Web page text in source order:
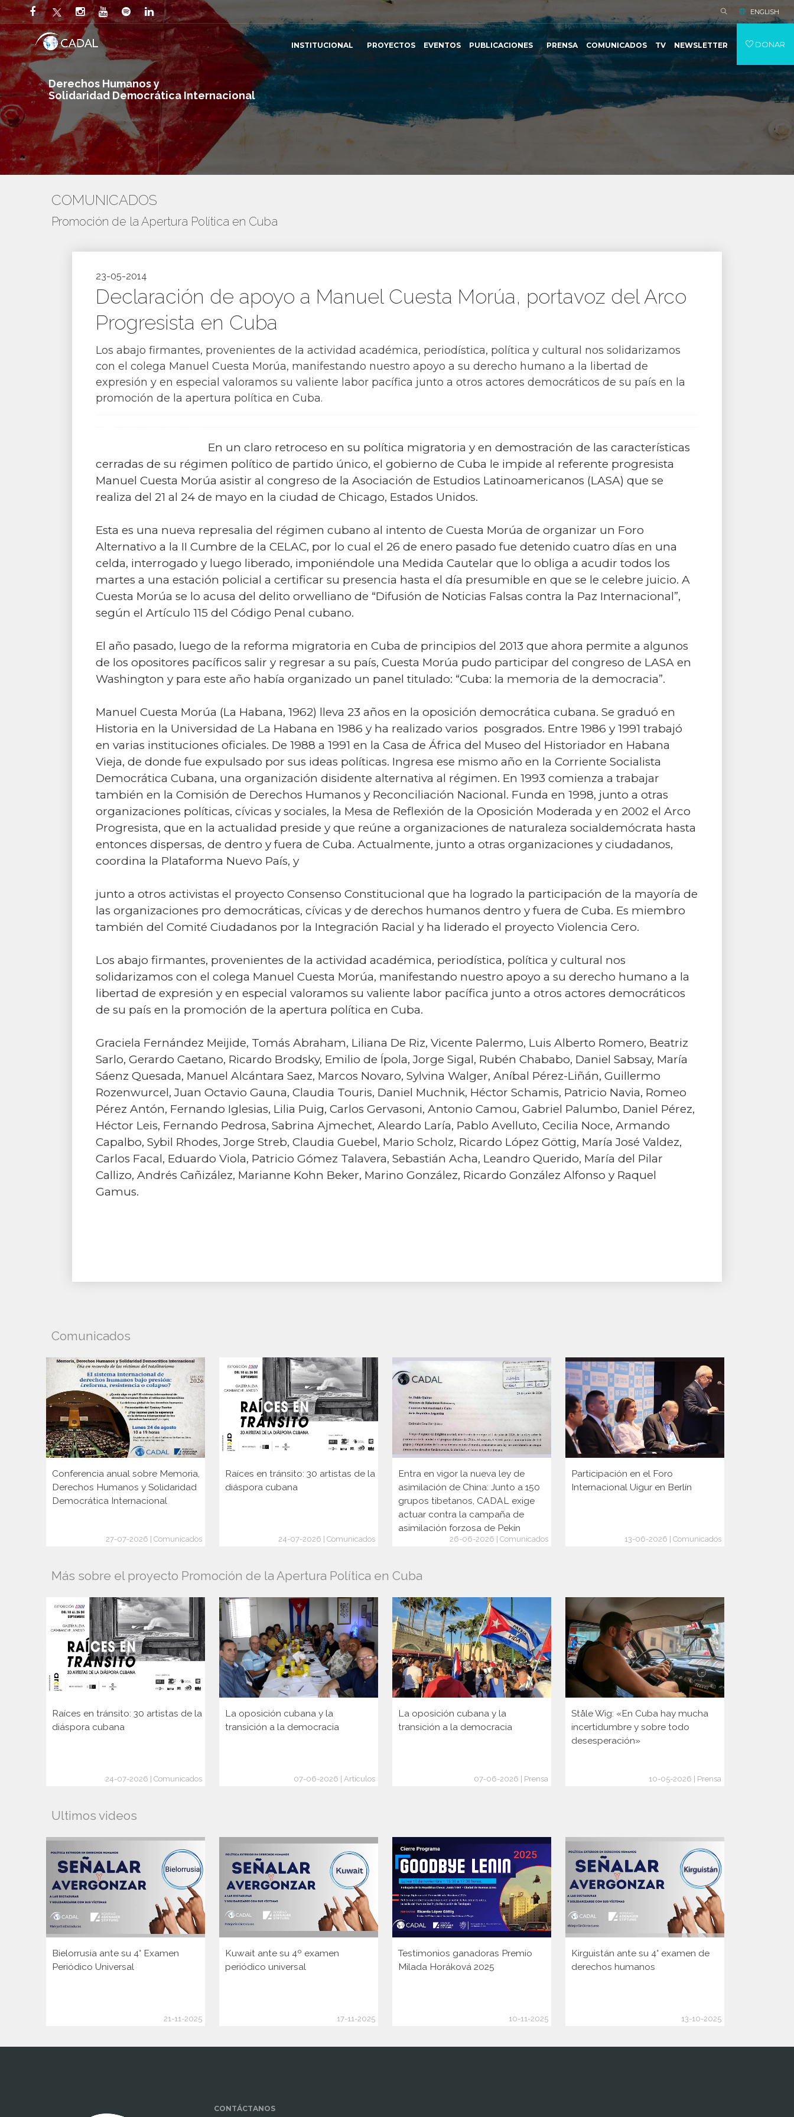
Derechos Humanos y
Solidaridad Democrática Internacional
ENGLISH
INSTITUCIONAL PROYECTOS EVENTOS PUBLICACIONES PRENSA COMUNICADOS TV NEWSLETTER DONAR
COMUNICADOS
Promoción de la Apertura Política en Cuba
23-05-2014
Declaración de apoyo a Manuel Cuesta Morúa, portavoz del Arco
Progresista en Cuba
Los abajo firmantes, provenientes de la actividad académica, periodística, política y cultural nos solidarizamos
con el colega Manuel Cuesta Morúa, manifestando nuestro apoyo a su derecho humano a la libertad de
expresión y en especial valoramos su valiente labor pacífica junto a otros actores democráticos de su país en la
promoción de la apertura política en Cuba.
En un claro retroceso en su política migratoria y en demostración de las características
cerradas de su régimen político de partido único, el gobierno de Cuba le impide al referente progresista
Manuel Cuesta Morúa asistir al congreso de la Asociación de Estudios Latinoamericanos (LASA) que se
realiza del 21 al 24 de mayo en la ciudad de Chicago, Estados Unidos.
Esta es una nueva represalia del régimen cubano al intento de Cuesta Morúa de organizar un Foro
Alternativo a la II Cumbre de la CELAC, por lo cual el 26 de enero pasado fue detenido cuatro días en una
celda, interrogado y luego liberado, imponiéndole una Medida Cautelar que lo obliga a acudir todos los
martes a una estación policial a certificar su presencia hasta el día presumible en que se le celebre juicio. A
Cuesta Morúa se lo acusa del delito orwelliano de “Difusión de Noticias Falsas contra la Paz Internacional”,
según el Artículo 115 del Código Penal cubano.
El año pasado, luego de la reforma migratoria en Cuba de principios del 2013 que ahora permite a algunos
de los opositores pacíficos salir y regresar a su país, Cuesta Morúa pudo participar del congreso de LASA en
Washington y para este año había organizado un panel titulado: “Cuba: la memoria de la democracia”.
Manuel Cuesta Morúa (La Habana, 1962) lleva 23 años en la oposición democrática cubana. Se graduó en
Historia en la Universidad de La Habana en 1986 y ha realizado varios posgrados. Entre 1986 y 1991 trabajó
en varias instituciones oficiales. De 1988 a 1991 en la Casa de África del Museo del Historiador en Habana
Vieja, de donde fue expulsado por sus ideas políticas. Ingresa ese mismo año en la Corriente Socialista
Democrática Cubana, una organización disidente alternativa al régimen. En 1993 comienza a trabajar
también en la Comisión de Derechos Humanos y Reconciliación Nacional. Funda en 1998, junto a otras
organizaciones políticas, cívicas y sociales, la Mesa de Reflexión de la Oposición Moderada y en 2002 el Arco
Progresista, que en la actualidad preside y que reúne a organizaciones de naturaleza socialdemócrata hasta
entonces dispersas, de dentro y fuera de Cuba. Actualmente, junto a otras organizaciones y ciudadanos,
coordina la Plataforma Nuevo País, y
junto a otros activistas el proyecto Consenso Constitucional que ha logrado la participación de la mayoría de
las organizaciones pro democráticas, cívicas y de derechos humanos dentro y fuera de Cuba. Es miembro
también del Comité Ciudadanos por la Integración Racial y ha liderado el proyecto Violencia Cero.
Los abajo firmantes, provenientes de la actividad académica, periodística, política y cultural nos
solidarizamos con el colega Manuel Cuesta Morúa, manifestando nuestro apoyo a su derecho humano a la
libertad de expresión y en especial valoramos su valiente labor pacífica junto a otros actores democráticos
de su país en la promoción de la apertura política en Cuba.
Graciela Fernández Meijide, Tomás Abraham, Liliana De Riz, Vicente Palermo, Luis Alberto Romero, Beatriz
Sarlo, Gerardo Caetano, Ricardo Brodsky, Emilio de Ípola, Jorge Sigal, Rubén Chababo, Daniel Sabsay, María
Sáenz Quesada, Manuel Alcántara Saez, Marcos Novaro, Sylvina Walger, Aníbal Pérez-Liñán, Guillermo
Rozenwurcel, Juan Octavio Gauna, Claudia Touris, Daniel Muchnik, Héctor Schamis, Patricio Navia, Romeo
Pérez Antón, Fernando Iglesias, Lilia Puig, Carlos Gervasoni, Antonio Camou, Gabriel Palumbo, Daniel Pérez,
Héctor Leis, Fernando Pedrosa, Sabrina Ajmechet, Aleardo Laría, Pablo Avelluto, Cecilia Noce, Armando
Capalbo, Sybil Rhodes, Jorge Streb, Claudia Guebel, Mario Scholz, Ricardo López Göttig, María José Valdez,
Carlos Facal, Eduardo Viola, Patricio Gómez Talavera, Sebastián Acha, Leandro Querido, María del Pilar
Callizo, Andrés Cañizález, Marianne Kohn Beker, Marino González, Ricardo González Alfonso y Raquel
Gamus.
Comunicados
Conferencia anual sobre Memoria,
Derechos Humanos y Solidaridad
Democrática Internacional
27-07-2026 | Comunicados
Raíces en tránsito: 30 artistas de la
diáspora cubana
24-07-2026 | Comunicados
Entra en vigor la nueva ley de
asimilación de China: Junto a 150
grupos tibetanos, CADAL exige
actuar contra la campaña de
asimilación forzosa de Pekín
26-06-2026 | Comunicados
Participación en el Foro
Internacional Uigur en Berlín
13-06-2026 | Comunicados
Más sobre el proyecto Promoción de la Apertura Política en Cuba
Raíces en tránsito: 30 artistas de la
diáspora cubana
24-07-2026 | Comunicados
La oposición cubana y la
transición a la democracia
07-06-2026 | Artículos
La oposición cubana y la
transición a la democracia
07-06-2026 | Prensa
Ståle Wig: «En Cuba hay mucha
incertidumbre y sobre todo
desesperación»
10-05-2026 | Prensa
Ultimos videos
Bielorrusia ante su 4° Examen
Periódico Universal
21-11-2025
Kuwait ante su 4º examen
periódico universal
17-11-2025
Testimonios ganadoras Premio
Milada Horáková 2025
10-11-2025
Kirguistán ante su 4° examen de
derechos humanos
13-10-2025
CONTÁCTANOS